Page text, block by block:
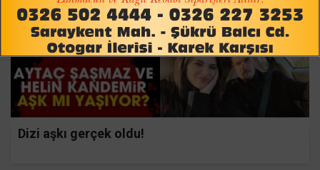
Dizi aşkı gerçek oldu!